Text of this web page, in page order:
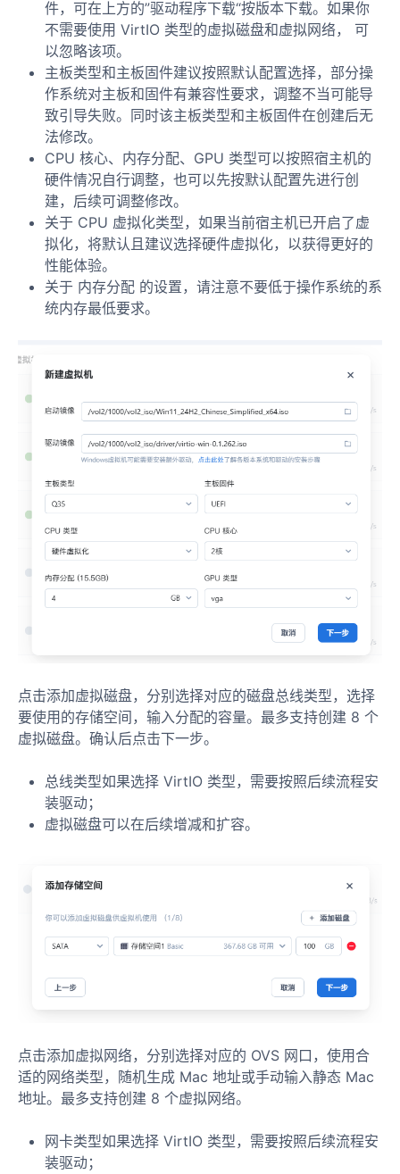
件，可在上方的”驱动程序下载“按版本下载。如果你
不需要使用 VirtIO 类型的虚拟磁盘和虚拟网络， 可
以忽略该项。
主板类型和主板固件建议按照默认配置选择，部分操
作系统对主板和固件有兼容性要求，调整不当可能导
致引导失败。同时该主板类型和主板固件在创建后无
法修改。
CPU 核心、内存分配、GPU 类型可以按照宿主机的
硬件情况自行调整，也可以先按默认配置先进行创
建，后续可调整修改。
关于 CPU 虚拟化类型，如果当前宿主机已开启了虚
拟化，将默认且建议选择硬件虚拟化，以获得更好的
性能体验。
关于 内存分配 的设置，请注意不要低于操作系统的系
统内存最低要求。
点击添加虚拟磁盘，分别选择对应的磁盘总线类型，选择
要使用的存储空间，输入分配的容量。最多支持创建 8 个
虚拟磁盘。确认后点击下一步。
总线类型如果选择 VirtIO 类型，需要按照后续流程安
装驱动；
虚拟磁盘可以在后续增减和扩容。
点击添加虚拟网络，分别选择对应的 OVS 网口，使用合
适的网络类型，随机生成 Mac 地址或手动输入静态 Mac
地址。最多支持创建 8 个虚拟网络。
网卡类型如果选择 VirtIO 类型，需要按照后续流程安
装驱动；